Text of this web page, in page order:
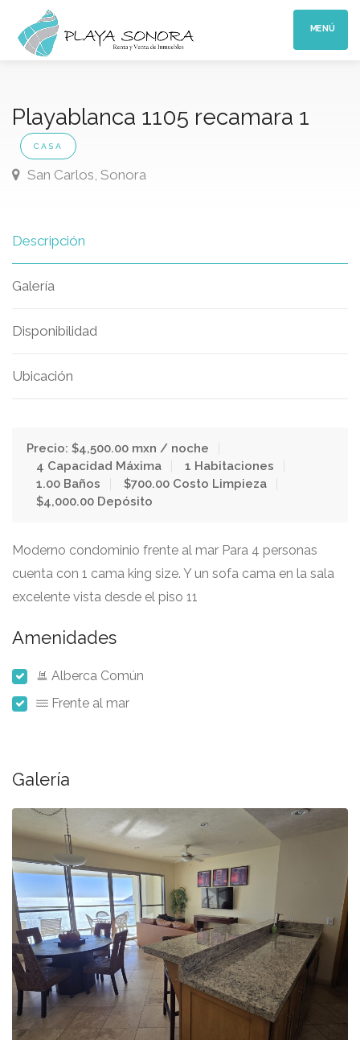
MENÚ
Playablanca 1105 recamara 1
CASA
San Carlos, Sonora
Descripción
Galería
Disponibilidad
Ubicación
Precio: $4,500.00 mxn / noche
4 Capacidad Máxima
1 Habitaciones
1.00 Baños
$700.00 Costo Limpieza
$4,000.00 Depósito
Moderno condominio frente al mar Para 4 personas
cuenta con 1 cama king size. Y un sofa cama en la sala
excelente vista desde el piso 11
Amenidades
Alberca Común
Frente al mar
Galería